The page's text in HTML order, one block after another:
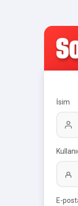
İsim
E-